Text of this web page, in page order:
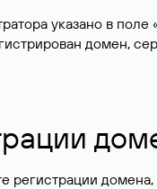
указано в
домен,
регистрации